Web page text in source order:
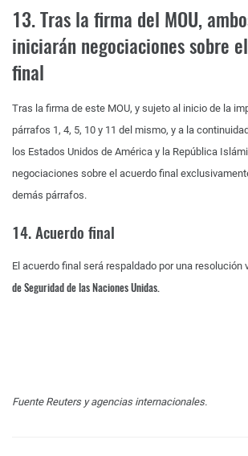
13. Tras la firma del MOU,
iniciarán negociaciones sobre
final
Tras la firma de este MOU, y sujeto al inicio de la
párrafos 1, 4, 5, 10 y 11 del mismo, y a la
los Estados Unidos de América y la República
negociaciones sobre el acuerdo final
demás párrafos.
14. Acuerdo final
El acuerdo final será respaldado por una resolución
de Seguridad de las Naciones Unidas.
Fuente Reuters y agencias internacionales.